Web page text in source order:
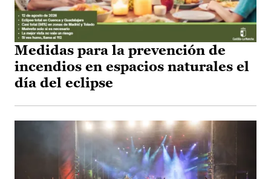
Medidas para la prevención de
incendios en espacios naturales el
día del eclipse